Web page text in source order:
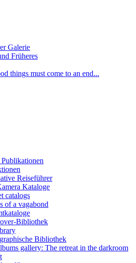
Galerie
Früheres
things must come to an end...
Publikationen
Reiseführer
Kataloge
catalogs
of a vagabond
Bibliothek
Bibliothek
gallery: The retreat in the darkroom